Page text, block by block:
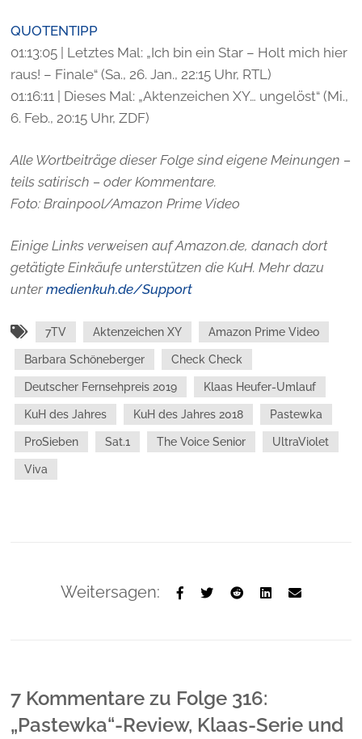
QUOTENTIPP
01:13:05 | Letztes Mal: „Ich bin ein Star – Holt mich hier
raus! – Finale“ (Sa., 26. Jan., 22:15 Uhr, RTL)
01:16:11 | Dieses Mal: „Aktenzeichen XY… ungelöst“ (Mi.,
6. Feb., 20:15 Uhr, ZDF)
Alle Wortbeiträge dieser Folge sind eigene Meinungen –
teils satirisch – oder Kommentare.
Foto: Brainpool/Amazon Prime Video
Einige Links verweisen auf Amazon.de, danach dort
getätigte Einkäufe unterstützen die KuH. Mehr dazu
untermedienkuh.de/Support
7TV Aktenzeichen XY Amazon Prime Video
Barbara Schöneberger Check Check
Deutscher Fernsehpreis 2019 Klaas Heufer-Umlauf
KuH des Jahres KuH des Jahres 2018 Pastewka
ProSieben Sat.1 The Voice Senior UltraViolet
Viva
Weitersagen:
7 Kommentare zu Folge 316:
„Pastewka“-Review, Klaas-Serie und